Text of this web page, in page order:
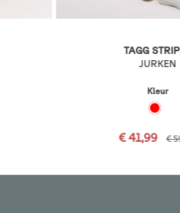
TAGG
JURKEN
Kleur
€ 41,99 €